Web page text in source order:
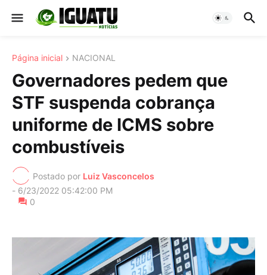
Página inicial NACIONAL
Governadores pedem que
STF suspenda cobrança
uniforme de ICMS sobre
combustíveis
Postado por Luiz Vasconcelos
- 6/23/2022 05:42:00 PM
0